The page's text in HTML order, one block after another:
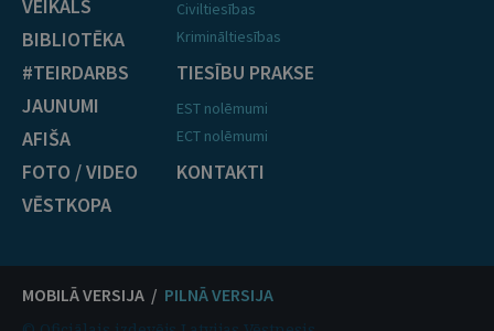
VEIKALS
BIBLIOTĒKA
#TEIRDARBS
JAUNUMI
AFIŠA
FOTO / VIDEO
VĒSTKOPA
Civiltiesības
Krimināltiesības
TIESĪBU PRAKSE
EST nolēmumi
ECT nolēmumi
KONTAKTI
MOBILĀ VERSIJA / PILNĀ VERSIJA